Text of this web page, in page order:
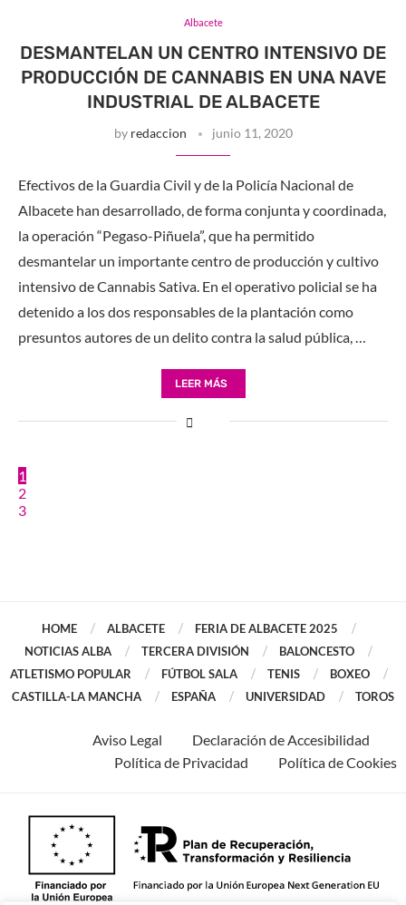
Albacete
DESMANTELAN UN CENTRO INTENSIVO DE
PRODUCCIÓN DE CANNABIS EN UNA NAVE
INDUSTRIAL DE ALBACETE
by redaccion junio 11, 2020
Efectivos de la Guardia Civil y de la Policía Nacional de
Albacete han desarrollado, de forma conjunta y coordinada,
la operación “Pegaso-Piñuela”, que ha permitido
desmantelar un importante centro de producción y cultivo
intensivo de Cannabis Sativa. En el operativo policial se ha
detenido a los dos responsables de la plantación como
presuntos autores de un delito contra la salud pública, …
LEER MÁS
1
2
3
HOME ALBACETE
FERIA DE ALBACETE 2025
NOTICIAS ALBA
TERCERA DIVISIÓN
BALONCESTO
ATLETISMO POPULAR
FÚTBOL SALA TENIS
BOXEO
CASTILLA-LA MANCHA
ESPAÑA UNIVERSIDAD TOROS
Aviso Legal
Declaración de Accesibilidad
Política de Privacidad
Política de Cookies